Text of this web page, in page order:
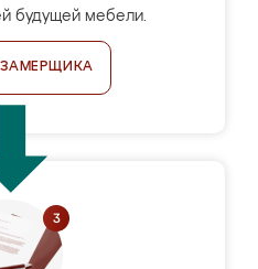
будущей мебели.
ЗАМЕРЩИКА